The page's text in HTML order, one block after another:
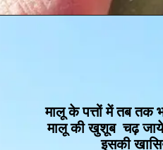
मालू के पत्तों में तब
मालू की खुशूब चढ़
इसकी